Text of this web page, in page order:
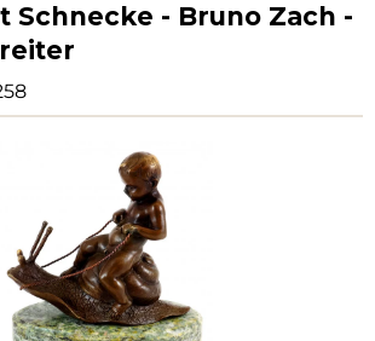
Schnecke - Bruno Zach -